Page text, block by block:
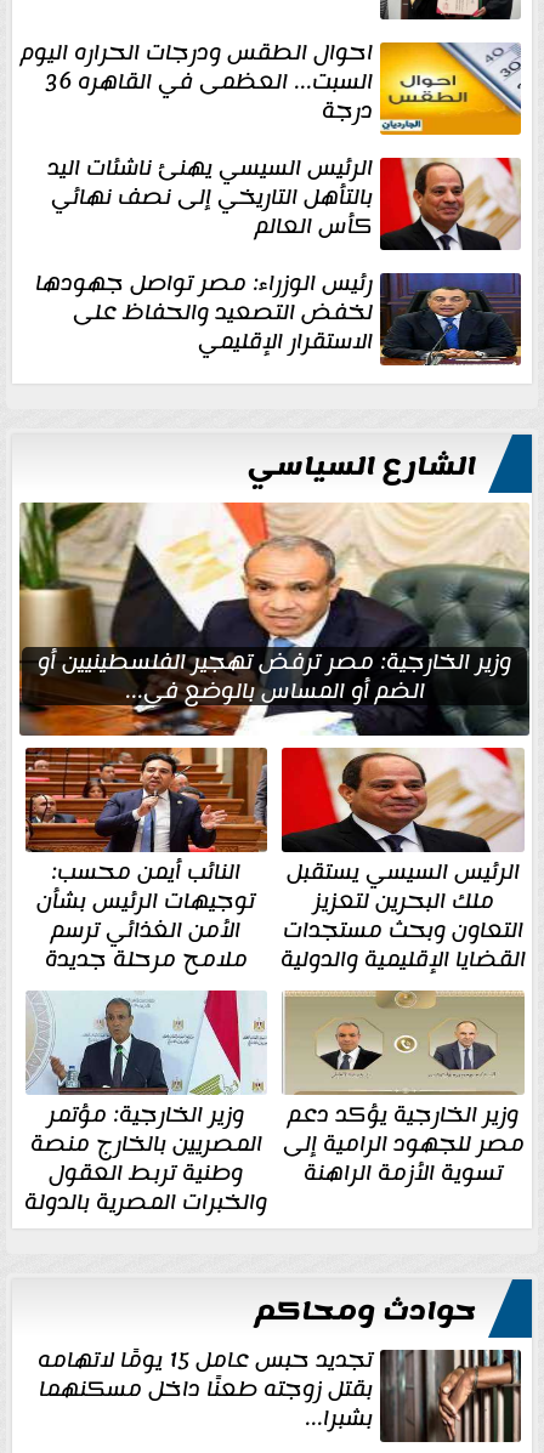
احوال الطقس ودرجات الحراره اليوم
السبت... العظمى في القاهره 36
درجة
الرئيس السيسي يهنئ ناشئات اليد
بالتأهل التاريخي إلى نصف نهائي
كأس العالم
رئيس الوزراء: مصر تواصل جهودها
لخفض التصعيد والحفاظ على
الاستقرار الإقليمي
الشارع السياسي
وزير الخارجية: مصر ترفض تهجير الفلسطينيين أو
الضم أو المساس بالوضع في...
الرئيس السيسي يستقبل
ملك البحرين لتعزيز
التعاون وبحث مستجدات
القضايا الإقليمية والدولية
النائب أيمن محسب:
توجيهات الرئيس بشأن
الأمن الغذائي ترسم
ملامح مرحلة جديدة
وزير الخارجية يؤكد دعم
مصر للجهود الرامية إلى
تسوية الأزمة الراهنة
وزير الخارجية: مؤتمر
المصريين بالخارج منصة
وطنية تربط العقول
والخبرات المصرية بالدولة
حوادث ومحاكم
تجديد حبس عامل 15 يومًا لاتهامه
بقتل زوجته طعنًا داخل مسكنهما
بشبرا...